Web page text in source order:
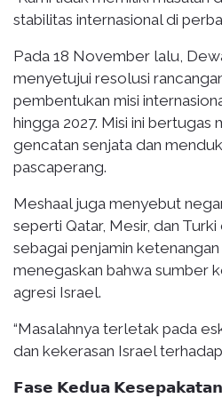
stabilitas internasional di
Pada 18 November lalu,
menyetujui resolusi
pembentukan misi
hingga 2027. Misi ini
gencatan senjata dan
pascaperang.
Meshaal juga menyebut
seperti Qatar, Mesir, dan
sebagai penjamin ketenangan
menegaskan bahwa sumber
agresi Israel.
“Masalahnya terletak pada
dan kekerasan Israel terhadap
𝗙𝗮𝘀𝗲 𝗞𝗲𝗱𝘂𝗮